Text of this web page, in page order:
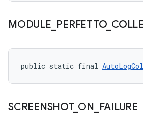
MODULE PERFETTO_
public static final
SCREENSHOT_ ON FAILURE